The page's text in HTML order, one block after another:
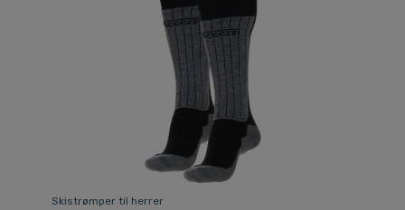
Skistrømper til herrer